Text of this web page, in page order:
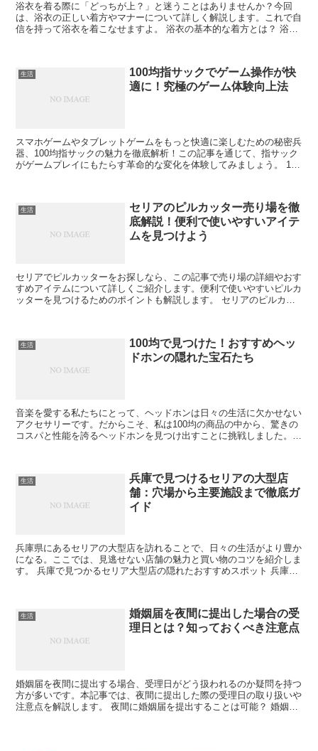
浴衣を着る際に「どっちが上？」と迷うことはありませんか？今回
は、浴衣の正しい着方やマナーについて詳しく解説します。これで自
信を持って浴衣を着こなせますよ。 浴衣の基本的な着方とは？ 浴衣
生活
100均指サックでゲーム操作が快
適に！究極のゲーム体験向上法
スマホゲームやタブレットゲームをもっと快適に楽しむための秘密兵
器、100均指サックの魅力を徹底解析！この記事を通じて、指サック
がゲームプレイにもたらす革命的な変化を体験してみましょう。 100
生活
セリアのピルカッター売り場を徹
底解説！便利で使いやすいアイテ
ムを見つけよう
セリアでピルカッターをお探しなら、この記事で売り場の詳細やおす
すめアイテムについて詳しくご紹介します。便利で使いやすいピルカ
ッターを見つけるためのポイントも解説します。 セリアのピルカッ
生活
100均で見つけた！おすすめヘッ
ドホンの隠れた宝石たち
音楽を愛する私たちにとって、ヘッドホンは日々の生活に欠かせない
アクセサリーです。だからこそ、私は100均の商品の中から、驚きの
コスパと性能を誇るヘッドホンを見つけ出すことに挑戦しました。
生活
兵庫で見つけるセリアの大型店
舗：穴場から主要施設まで徹底ガ
イド
兵庫県にあるセリアの大型店を訪れることで、日々の生活がより豊か
になる。ここでは、見逃せない店舗の魅力と買い物のコツを紹介しま
す。 兵庫で見つかるセリア大型店の隠れたおすすめスポット 兵庫県
生活
婚姻届を夜間に提出した場合の受
理日とは？知っておくべき注意点
婚姻届を夜間に提出する場合、受理日がどう扱われるのか疑問を持つ
方が多いです。本記事では、夜間に提出した際の受理日の取り扱いや
注意点を解説します。 夜間に婚姻届を提出することは可能？ 婚姻届